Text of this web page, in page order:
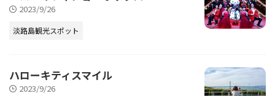
2023/9/26
淡路島観光スポット
ハローキティスマイル
2023/9/26